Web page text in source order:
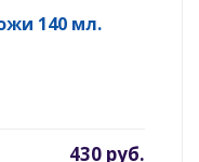
140 мл.
430 руб.